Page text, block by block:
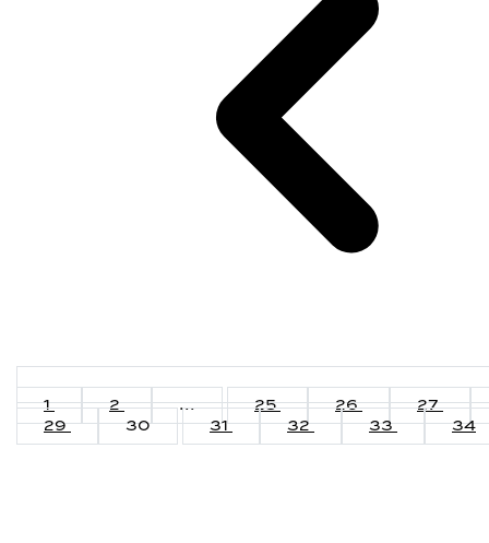
1 2 ... 25 26
27
29
30 31 32 33 34